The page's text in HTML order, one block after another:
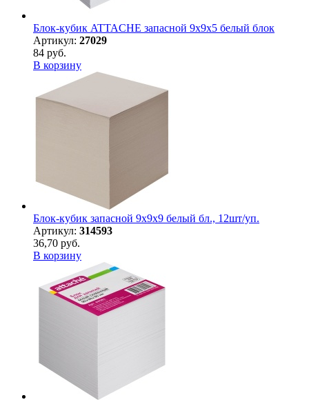
Блок-кубик ATTACHE запасной 9х9х5 белый блок
Артикул: 27029
84 руб.
В корзину
Блок-кубик запасной 9х9х9 белый бл., 12шт/уп.
Артикул: 314593
36,70 руб.
В корзину